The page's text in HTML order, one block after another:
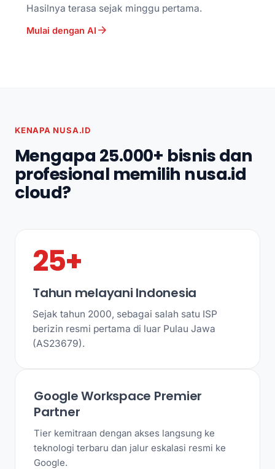
Hasilnya terasa sejak minggu pertama.
Mulai dengan AI
KENAPA NUSA.ID
Mengapa 25.000+ bisnis dan
profesional memilih nusa.id
cloud?
25+
Tahun melayani Indonesia
Sejak tahun 2000, sebagai salah satu ISP
berizin resmi pertama di luar Pulau Jawa
(AS23679).
Google Workspace Premier
Partner
Tier kemitraan dengan akses langsung ke
teknologi terbaru dan jalur eskalasi resmi ke
Google.